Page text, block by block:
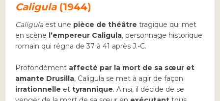
Caligula(1944)
Caligula est une pièce de théâtre tragique qui met
en scène l’empereur Caligula, personnage historique
romain qui régna de 37 à 41 après J.-C.
Profondément affecté par la mort de sa sœur et
amante Drusilla, Caligula se met à agir de façon
irrationnelle ettyrannique. Ainsi, il décide de se